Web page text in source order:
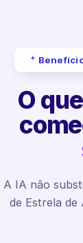
O
A IA não
de Estrela de